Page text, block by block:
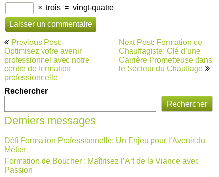
× trois = vingt-quatre
Navigation
de
l’article
Previous Post:
Optimisez votre avenir
professionnel avec notre
centre de formation
professionnelle
Next Post: Formation de
Chauffagiste: Clé d’une
Carrière Prometteuse dans
le Secteur du Chauffage
Rechercher
Rechercher
Derniers messages
Défi Formation Professionnelle: Un Enjeu pour l’Avenir du
Métier
Formation de Boucher : Maîtrisez l’Art de la Viande avec
Passion